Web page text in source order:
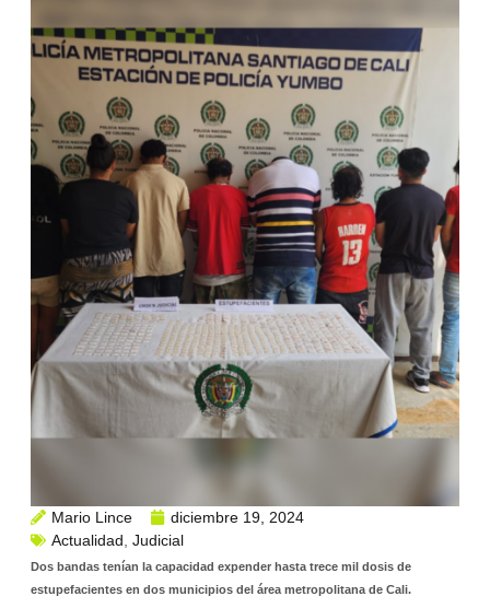
Mario Lince
diciembre 19, 2024
Actualidad Judicial
Dos bandas tenían la capacidad expender hasta trece mil dosis de
estupefacientes en dos municipios del área metropolitana de Cali.